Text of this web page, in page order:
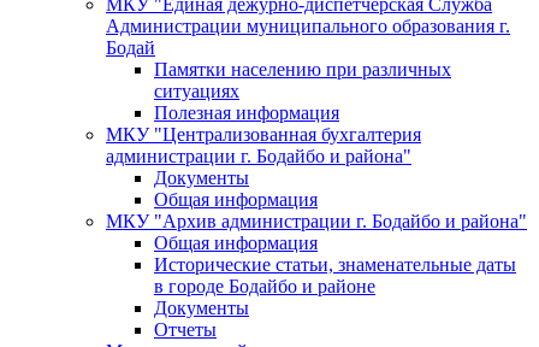
МКУ "Единая дежурно-диспетчерская Служба
Администрации муниципального образования г.
Бодай
Памятки населению при различных
ситуациях
Полезная информация
МКУ "Централизованная бухгалтерия
администрации г. Бодайбо и района"
Документы
Общая информация
МКУ "Архив администрации г. Бодайбо и района"
Общая информация
Исторические статьи, знаменательные даты
в городе Бодайбо и районе
Документы
Отчеты